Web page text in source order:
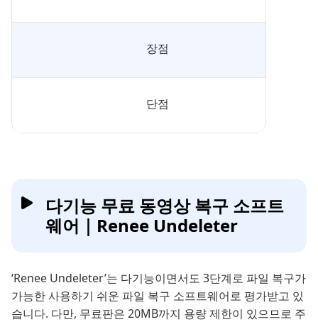
장점
단점
다기능 무료 동영상 복구 소프트
웨어｜Renee Undeleter
‘Renee Undeleter’는 다기능이면서도 3단계로 파일 복구가
가능한 사용하기 쉬운 파일 복구 소프트웨어로 평가받고 있
습니다. 다만, 무료판은 20MB까지 용량 제한이 있으므로 주